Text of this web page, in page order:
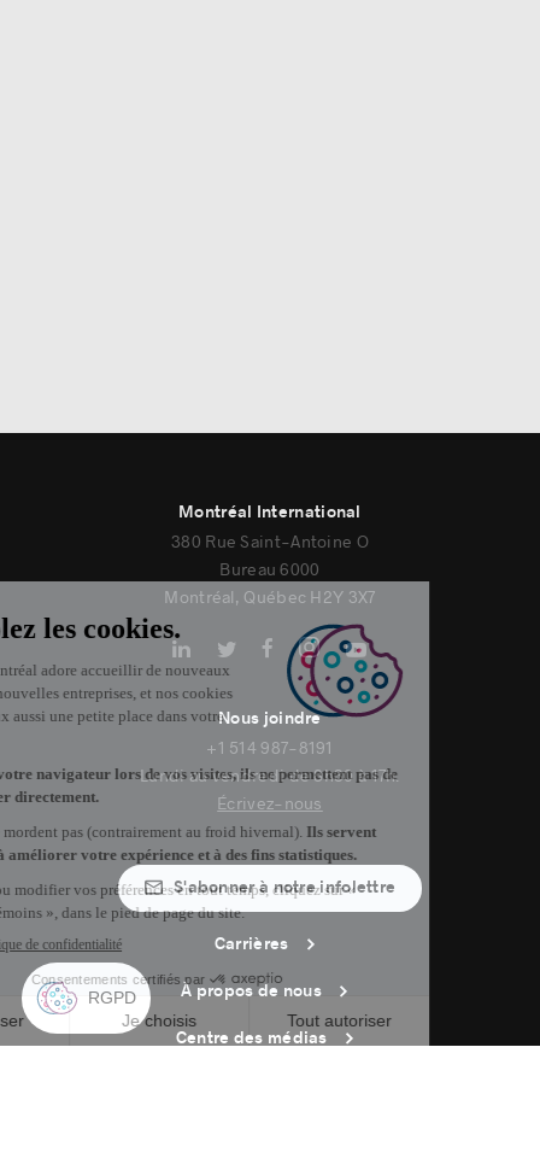
S'abonner à notre infolettre
Carrières
À propos de nous
Centre des médias
Montréal International
380 Rue Saint-Antoine O
Bureau 6000
Montréal, Québec H2Y 3X7
Nous joindre
+1 514 987-8191
Lundi au vendredi de 8h30 à 17h.
Écrivez-nous